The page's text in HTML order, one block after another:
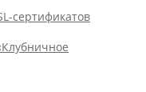
сертификатов